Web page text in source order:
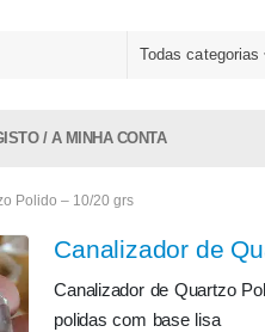
Todas categorias
/ A MINHA CONTA
Polido – 10/20 grs
Canalizador de
Canalizador de Quartzo
polidas com base lisa